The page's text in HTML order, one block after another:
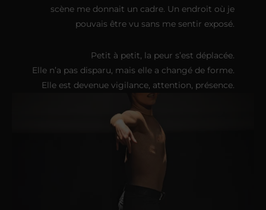
scène me donnait un cadre. Un endroit où je
pouvais être vu sans me sentir exposé.
Petit à petit, la peur s’est déplacée.
Elle n’a pas disparu, mais elle a changé de forme.
Elle est devenue vigilance, attention, présence.